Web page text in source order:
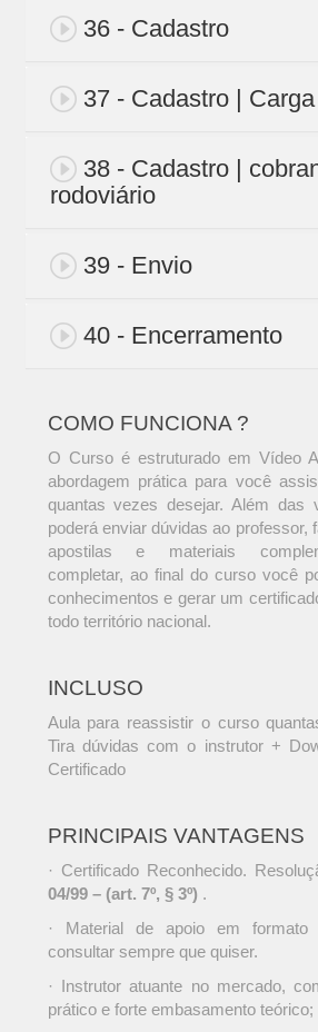
36 - Cadastro
37 - Cadastro |
38 - Cadastro |
rodoviário
39 - Envio
40 - Encerramento
COMO FUNCIONA ?
O Curso é estruturado em Vídeo
abordagem prática para você
quantas vezes desejar. Além das
poderá enviar dúvidas ao professor,
apostilas e materiais
completar, ao final do curso você
conhecimentos e gerar um
todo território nacional.
INCLUSO
Aula para reassistir o curso
Tira dúvidas com o instrutor +
Certificado
PRINCIPAIS VANTAGENS
· Certificado Reconhecido.
04/99 – (art. 7º, § 3º) .
· Material de apoio em
consultar sempre que quiser.
· Instrutor atuante no mercado,
prático e forte embasamento teórico;